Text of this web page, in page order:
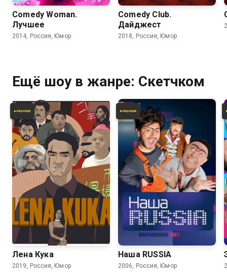
Comedy Woman.
Лучшее
2014, Россия, Юмор
Comedy Club.
Дайджест
2018, Россия, Юмор
Ещё шоу в жанре: Скетчком
Лена Кука
2019, Россия, Юмор
6.2 6.2
Наша RUSSIA
2006, Россия, Юмор